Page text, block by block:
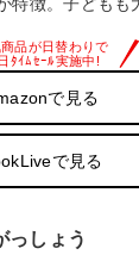
で見る
で見る
っしょう